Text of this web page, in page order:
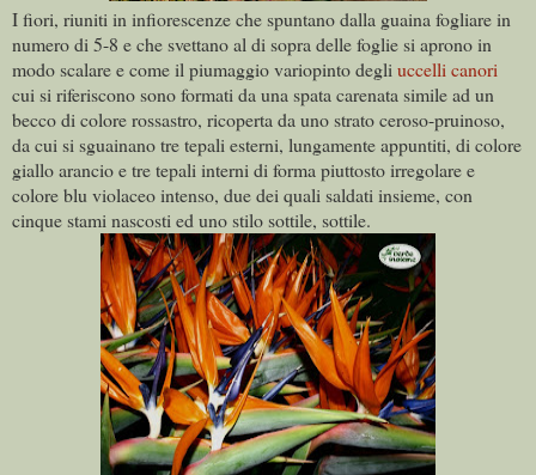
I fiori, riuniti in infiorescenze che spuntano dalla guaina fogliare in
numero di 5-8 e che svettano al di sopra delle foglie si aprono in
modo scalare e come il piumaggio variopinto degli uccelli canori
cui si riferiscono sono formati da una spata carenata simile ad un
becco di colore rossastro, ricoperta da uno strato ceroso-pruinoso,
da cui si sguainano tre tepali esterni, lungamente appuntiti, di colore
giallo arancio e tre tepali interni di forma piuttosto irregolare e
colore blu violaceo intenso, due dei quali saldati insieme, con
cinque stami nascosti ed uno stilo sottile, sottile.